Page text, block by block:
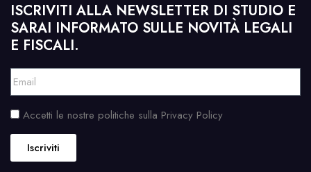
ISCRIVITI ALLA NEWSLETTER DI STUDIO E
SARAI INFORMATO SULLE NOVITÀ LEGALI
E FISCALI.
Accetti le nostre politiche sulla Privacy Policy
Iscriviti